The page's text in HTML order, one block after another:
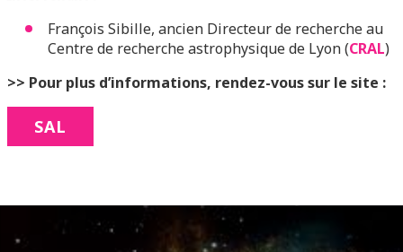
François Sibille, ancien Directeur de recherche au
Centre de recherche astrophysique de Lyon (CRAL)
>> Pour plus d’informations, rendez-vous sur le site :
SAL